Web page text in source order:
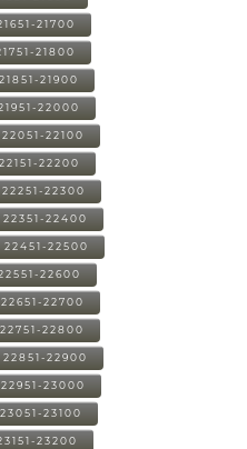
21700
21800
21900
22000
22100
22200
22300
22400
22500
22600
22700
22800
22900
23000
23100
23200